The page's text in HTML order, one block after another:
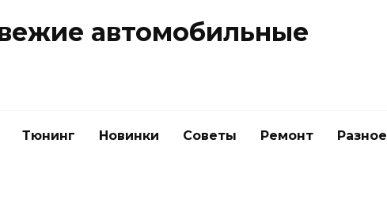
автомобильные
Тюнинг Новинки Советы Ремонт Разное